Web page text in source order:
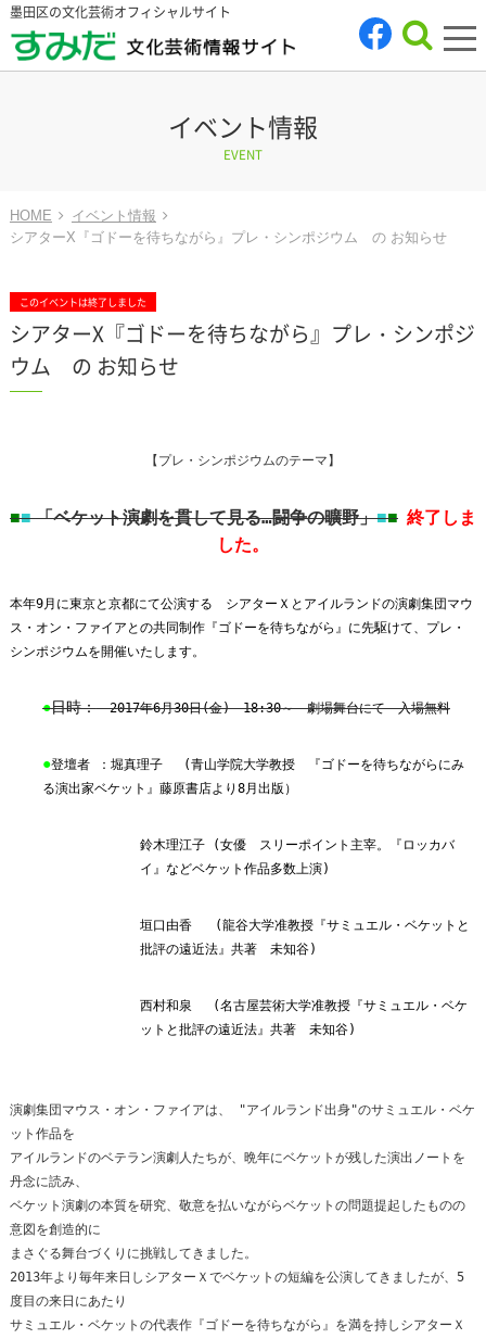
墨田区の文化芸術オフィシャルサイト
イベント情報
EVENT
HOME
イベント情報
シアターX『ゴドーを待ちながら』プレ・シンポジウム の お知らせ
このイベントは終了しました
シアターX『ゴドーを待ちながら』プレ・シンポジ
ウム の お知らせ
【プレ・シンポジウムのテーマ】
■■ 「ベケット演劇を貫して見る…闘争の曠野」■■ 終了しま
した。
本年9月に東京と京都にて公演する シアターＸとアイルランドの演劇集団マウ
ス・オン・ファイアとの共同制作『ゴドーを待ちながら』に先駆けて、プレ・
シンポジウムを開催いたします。
●日時：2017年6月30日(金) 18:30～ 劇場舞台にて 入場無料
●登壇者 ：堀真理子 (青山学院大学教授 『ゴドーを待ちながらにみ
る演出家ベケット』藤原書店より8月出版）
鈴木理江子 (女優 スリーポイント主宰。『ロッカバ
イ』などベケット作品多数上演)
垣口由香 (龍谷大学准教授『サミュエル・ベケットと
批評の遠近法』共著 未知谷)
西村和泉 (名古屋芸術大学准教授『サミュエル・ベケ
ットと批評の遠近法』共著 未知谷)
演劇集団マウス・オン・ファイアは、 "アイルランド出身"のサミュエル・ベケ
ット作品を
アイルランドのベテラン演劇人たちが、晩年にベケットが残した演出ノートを
丹念に読み、
ベケット演劇の本質を研究、敬意を払いながらベケットの問題提起したものの
意図を創造的に
まさぐる舞台づくりに挑戦してきました。
2013年より毎年来日しシアターＸでベケットの短編を公演してきましたが、5
度目の来日にあたり
サミュエル・ベケットの代表作『ゴドーを待ちながら』を満を持しシアターＸ